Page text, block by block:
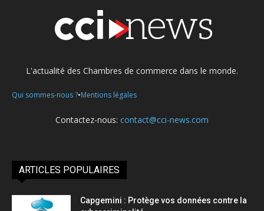
L'actualité des Chambres de commerce dans le monde.
Qui sommes-nous ?•Mentions légales
Contactez-nous: contact@cci-news.com
ARTICLES POPULAIRES
Capgemini : Protège vos données contre la